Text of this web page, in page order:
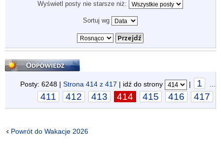
Wyświetl posty nie starsze niż:
Sortuj wg
Odpowiedz
Posty: 6248 | Strona 414 z 417 | idź do strony | 1
411 412 413 414 415 416 417
Powrót do Wakacje 2026